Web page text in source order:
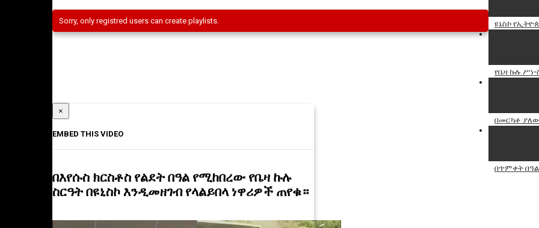
ዩኔስኮ
የቤዛ ኩሉ ሥነ-
በመርካቶ
በጥምቀት
Sorry, only registred users can create playlists.
×
EMBED THIS VIDEO
በእየሱስ ክርስቶስ የልደት በዓል የሚከበረው የቤዛ ኩሉ
ስርዓት በዩኒስኮ እንዲመዘገብ የላልይበላ ነዋሪዎች ጠየቁ።